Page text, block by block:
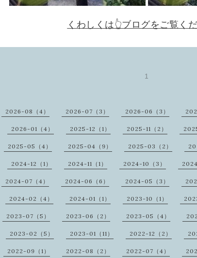
くわしくは👆ブログをご覧く
1
2026-08（4） 2026-07（3） 2026-06（3）
2026-01（4） 2025-12（1） 2025-11（2）
2025-05（4） 2025-04（9） 2025-03（2）
2024-12（1） 2024-11（1） 2024-10（3）
2024-07（4） 2024-06（6） 2024-05（3）
2024-02（4） 2024-01（1） 2023-10（1）
2023-07（5） 2023-06（2） 2023-05（4）
2023-02（5） 2023-01（11） 2022-12（2）
2022-09（1） 2022-08（2） 2022-07（4）